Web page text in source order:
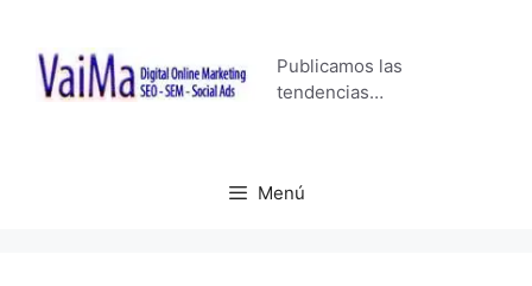
contenido
Publicamos las
tendencias…
Menú